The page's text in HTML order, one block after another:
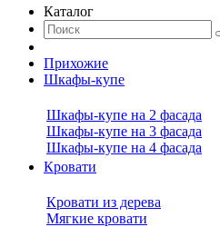
Каталог
Прихожие
Шкафы-купе
Шкафы-купе на 2 фасада
Шкафы-купе на 3 фасада
Шкафы-купе на 4 фасада
Кровати
Кровати из дерева
Мягкие кровати